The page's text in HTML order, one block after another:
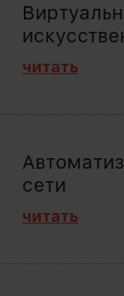
читать
сети
читать